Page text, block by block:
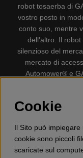
robot tosaerba di
vostro posto in
conto suo, mentre
dell'altro. Il robot
silenzioso del
mercato di
Automower® e
Accessori per la
Aspirapolvere,
Lubrificanti,
Cookie
Il Sito può
cookie sono piccoli
scaricate sul